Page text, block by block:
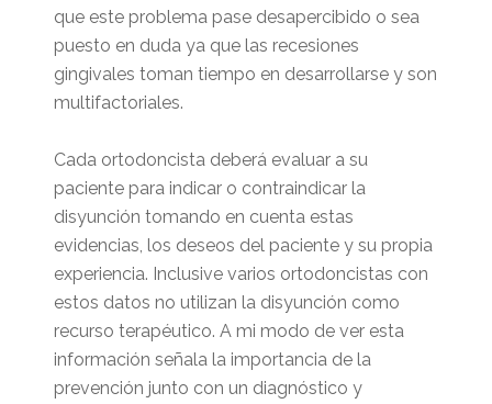
que este problema pase desapercibido o sea
puesto en duda ya que las recesiones
gingivales toman tiempo en desarrollarse y son
multifactoriales.
Cada ortodoncista deberá evaluar a su
paciente para indicar o contraindicar la
disyunción tomando en cuenta estas
evidencias, los deseos del paciente y su propia
experiencia. Inclusive varios ortodoncistas con
estos datos no utilizan la disyunción como
recurso terapéutico. A mi modo de ver esta
información señala la importancia de la
prevención junto con un diagnóstico y